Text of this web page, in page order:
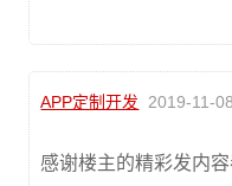
APP定制开发 2019-11-
感谢楼主的精彩发内